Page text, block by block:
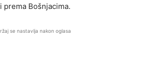
Bošnjacima.
se nastavlja nakon oglasa